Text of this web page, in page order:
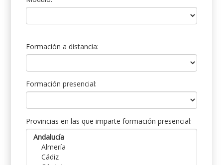
Formación a distancia:
Formación presencial:
Provincias en las que imparte formación presencial: